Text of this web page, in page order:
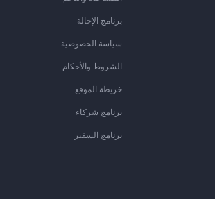
برنامج الإحالة
سياسة الخصوصية
الشروط والأحكام
خريطة الموقع
برنامج شركاء
برنامج السفير